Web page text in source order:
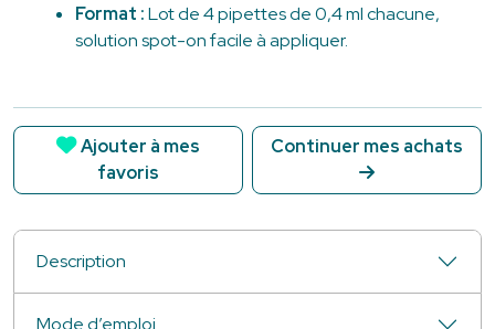
Format :Lot de 4 pipettes de 0,4 ml chacune,
solution spot-on facile à appliquer.
Ajouter à mes
favoris
Continuer mes achats
Description
Mode d’emploi